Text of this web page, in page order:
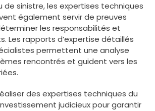
de sinistre, les expertises techniques
également servir de preuves
les responsabilités et
Les rapports d’expertise détaillés
permettent une analyse
rencontrés et guident vers les
des expertises techniques du
judicieux pour garantir